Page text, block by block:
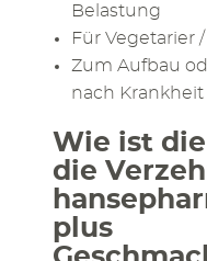
Belastung
Für Vegetarier
Zum Aufbau
nach Krankheit
Wie ist
die
plus